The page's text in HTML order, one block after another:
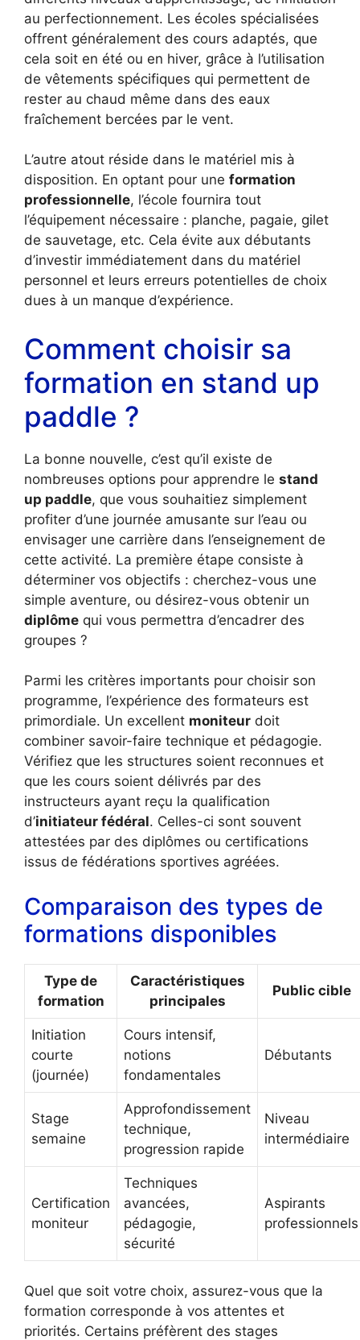
au perfectionnement. Les écoles spécialisées
offrent généralement des cours adaptés, que
cela soit en été ou en hiver, grâce à l’utilisation
de vêtements spécifiques qui permettent de
rester au chaud même dans des eaux
fraîchement bercées par le vent.
L’autre atout réside dans le matériel mis à
disposition. En optant pour une formation
professionnelle, l’école fournira tout
l’équipement nécessaire : planche, pagaie, gilet
de sauvetage, etc. Cela évite aux débutants
d’investir immédiatement dans du matériel
personnel et leurs erreurs potentielles de choix
dues à un manque d’expérience.
Comment choisir sa
formation en stand up
paddle ?
La bonne nouvelle, c’est qu’il existe de
nombreuses options pour apprendre le stand
up paddle, que vous souhaitiez simplement
profiter d’une journée amusante sur l’eau ou
envisager une carrière dans l’enseignement de
cette activité. La première étape consiste à
déterminer vos objectifs : cherchez-vous une
simple aventure, ou désirez-vous obtenir un
diplôme qui vous permettra d’encadrer des
groupes ?
Parmi les critères importants pour choisir son
programme, l’expérience des formateurs est
primordiale. Un excellent moniteur doit
combiner savoir-faire technique et pédagogie.
Vérifiez que les structures soient reconnues et
que les cours soient délivrés par des
instructeurs ayant reçu la qualification
d’initiateur fédéral. Celles-ci sont souvent
attestées par des diplômes ou certifications
issus de fédérations sportives agréées.
Comparaison des types de
formations disponibles
Type de
formation
Caractéristiques
principales
Public cible
Initiation
courte
(journée)
Cours intensif,
notions
fondamentales
Débutants
Stage
semaine
Approfondissement
technique,
progression rapide
Niveau
intermédiaire
Certification
moniteur
Techniques
avancées,
pédagogie,
sécurité
Aspirants
professionnels
Quel que soit votre choix, assurez-vous que la
formation corresponde à vos attentes et
priorités. Certains préfèrent des stages